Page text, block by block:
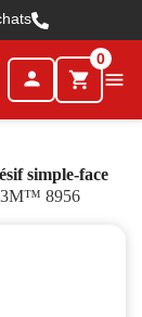
person shopping_cart
0

simple-face
3M™ 8956